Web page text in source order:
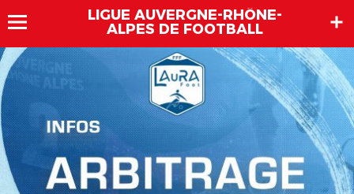
LIGUE AUVERGNE-RHÔNE-
ALPES DE FOOTBALL